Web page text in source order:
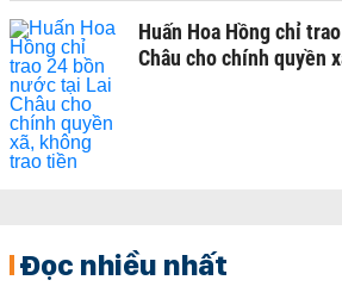
Huấn Hoa Hồng chỉ
Châu cho chính quyền
Đọc nhiều nhất